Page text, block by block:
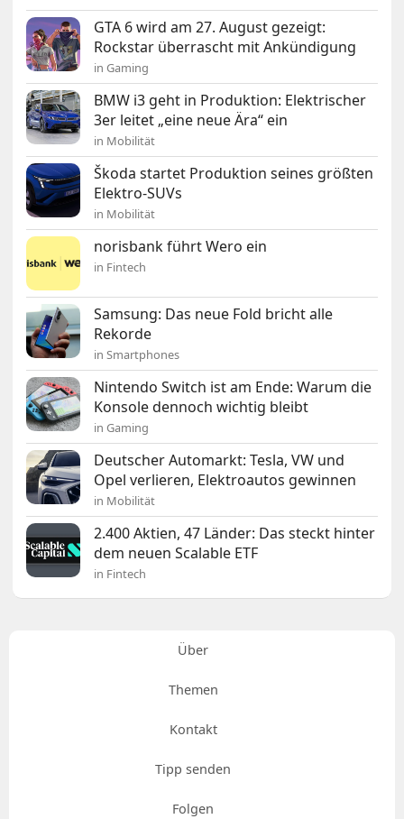
GTA 6 wird am 27. August gezeigt:
Rockstar überrascht mit Ankündigung
in Gaming
BMW i3 geht in Produktion: Elektrischer
3er leitet „eine neue Ära“ ein
in Mobilität
Škoda startet Produktion seines größten
Elektro-SUVs
in Mobilität
norisbank führt Wero ein
in Fintech
Samsung: Das neue Fold bricht alle
Rekorde
in Smartphones
Nintendo Switch ist am Ende: Warum die
Konsole dennoch wichtig bleibt
in Gaming
Deutscher Automarkt: Tesla, VW und
Opel verlieren, Elektroautos gewinnen
in Mobilität
2.400 Aktien, 47 Länder: Das steckt hinter
dem neuen Scalable ETF
in Fintech
Über
Themen
Kontakt
Tipp senden
Folgen